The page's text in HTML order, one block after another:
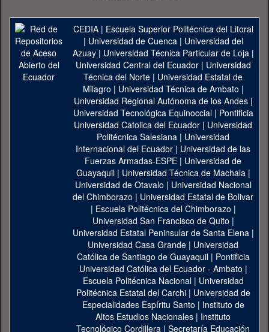
CEDIA| Escuela Superior Politécnica del Litoral
| Universidad de Cuenca| Universidad del
Azuay| Universidad Técnica Particular de Loja|
Universidad Central del Ecuador| Universidad
Técnica del Norte | Universidad Estatal de
Milagro | Universidad Técnica de Ambato |
Universidad Regional Autónoma de los Andes|
Universidad Tecnológica Equinoccial| Pontificia
Universidad Catolica del Ecuador | Universidad
Politécnica Salesiana | Universidad
Internacional del Ecuador | Universidad de las
Fuerzas Armadas-ESPE | Universidad de
Guayaquil| Universidad Técnica de Machala|
Universidad de Otavalo | Universidad Nacional
del Chimborazo | Universidad Estatal de Bolivar
| Escuela Politécnica del Chimborazo |
Universidad San Francisco de Quito |
Universidad Estatal Peninsular de Santa Elena|
Universidad Casa Grande | Universidad
Católica de Santiago de Guayaquil| Pontificia
Universidad Católica del Ecuador - Ambato |
Escuela Politécnica Nacional| Universidad
Politécnica Estatal del Carchi| Universidad de
Especialidades Espíritu Santo | Instituto de
Altos Estudios Nacionales | Instituto
Tecnológico Cordillera | Secretaría Educación